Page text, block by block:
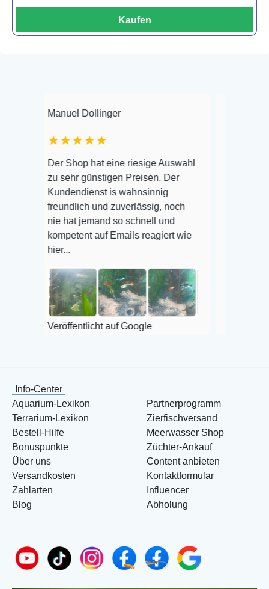
Kaufen
Manuel Dollinger
★★★★★
Der Shop hat eine riesige Auswahl
zu sehr günstigen Preisen. Der
Kundendienst is wahnsinnig
freundlich und zuverlässig, noch
nie hat jemand so schnell und
kompetent auf Emails reagiert wie
Veröffentlicht auf Google
Auswahl plus
Info-Center
Aquarium-Lexikon
Terrarium-Lexikon
Bestell-Hilfe
Bonuspunkte
Über uns
Versandkosten
Zahlarten
Blog
Partnerprogramm
Zierfischversand
Meerwasser Shop
Züchter-Ankauf
Content anbieten
Kontaktformular
Influencer
Abholung